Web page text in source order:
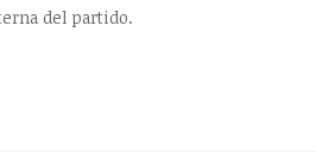
del partido.